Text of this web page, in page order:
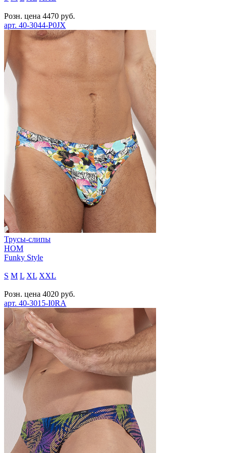
Розн. цена 4470 руб.
арт. 40-3044-P0JX
Трусы-слипы
HOM
Funky Style
S M L XL XXL
Розн. цена 4020 руб.
арт. 40-3015-I0RA